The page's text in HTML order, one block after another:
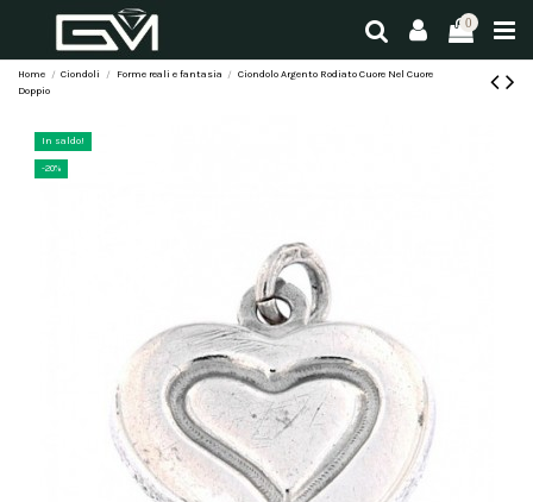
0
Home Ciondoli Forme reali e fantasia
Ciondolo Argento Rodiato Cuore Nel Cuore
Doppio
In saldo!
-20%